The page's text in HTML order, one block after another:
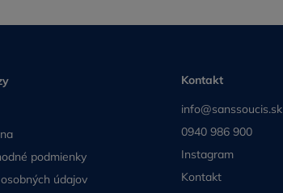
podmienky
údajov
Kontakt
info@sanssoucis.sk
0940 986 900
Instagram
Kontakt